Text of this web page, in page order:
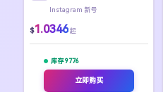
Instagram 新号
$1.0346 起
库存 9776
立即购买